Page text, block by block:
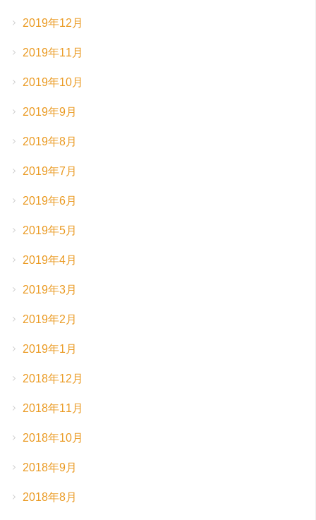
2019年12月
2019年11月
2019年10月
2019年9月
2019年8月
2019年7月
2019年6月
2019年5月
2019年4月
2019年3月
2019年2月
2019年1月
2018年12月
2018年11月
2018年10月
2018年9月
2018年8月